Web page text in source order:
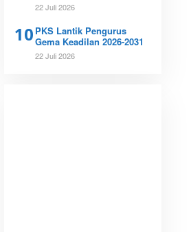
22 Juli 2026
10 PKS Lantik Pengurus
Gema Keadilan 2026-2031
22 Juli 2026